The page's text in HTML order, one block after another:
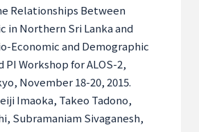
Relationships Between
in Northern Sri Lanka and
Economic and Demographic
PI Workshop for ALOS-2,
November 18-20, 2015.
Imaoka, Takeo Tadono,
Subramaniam Sivaganesh,